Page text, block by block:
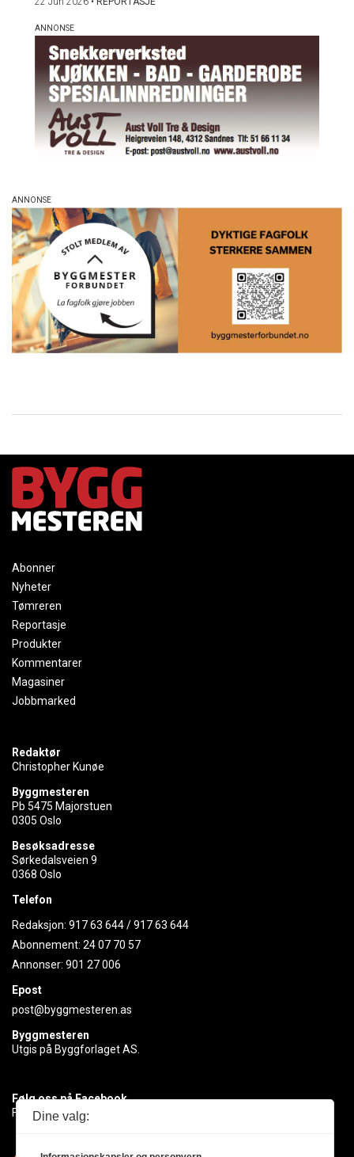
Abonner
Nyheter
Tømreren
Reportasje
Produkter
Kommentarer
Magasiner
Jobbmarked
Redaktør
Christopher Kunøe
Byggmesteren
Pb 5475 Majorstuen
0305 Oslo
Besøksadresse
Sørkedalsveien 9
0368 Oslo
Telefon
Redaksjon: 917 63 644/917 63 644
Abonnement: 24 07 70 57
Annonser: 901 27 006
Epost
post@byggmesteren.as
Byggmesteren
Utgis på Byggforlaget AS.
Følg oss på Facebook
Få med deg det siste innen byggebransjen
Dine valg: